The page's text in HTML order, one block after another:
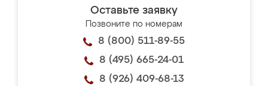
Оставьте заявку
Позвоните по номерам
8 (800) 511-89-55
8 (495) 665-24-01
8 (926) 409-68-13